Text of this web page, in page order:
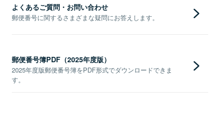
よくあるご質問・お問い合わせ
郵便番号に関するさまざまな疑問にお答えします。
郵便番号簿PDF（2025年度版）
2025年度版郵便番号簿をPDF形式でダウンロードできま
す。